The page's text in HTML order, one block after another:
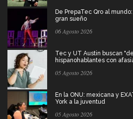
De PrepaTec Qro al
gran sueño
06 Agosto 2026
Tec y UT Austin buscan
hispanohablantes con
05 Agosto 2026
En la ONU: mexicana y
York a la juventud
05 Agosto 2026